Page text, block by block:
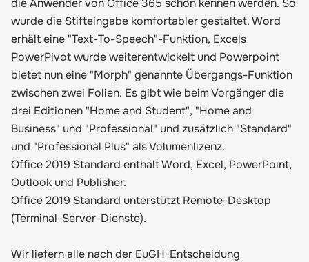
die Anwender von Office 365 schon kennen werden. So
wurde die Stifteingabe komfortabler gestaltet. Word
erhält eine "Text-To-Speech"-Funktion, Excels
PowerPivot wurde weiterentwickelt und Powerpoint
bietet nun eine "Morph" genannte Übergangs-Funktion
zwischen zwei Folien. Es gibt wie beim Vorgänger die
drei Editionen "Home and Student", "Home and
Business" und "Professional" und zusätzlich "Standard"
und "Professional Plus" als Volumenlizenz.
Office 2019 Standard enthält Word, Excel, PowerPoint,
Outlook und Publisher.
Office 2019 Standard unterstützt Remote-Desktop
(Terminal-Server-Dienste).
Wir liefern alle nach der EuGH-Entscheidung